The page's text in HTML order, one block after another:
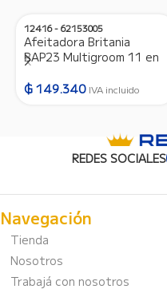
12416 - 62153005
Afeitadora Britania
BAP23 Multigroom 11 en
₲ 149.340 IVA incluido
REDES SOCIALES
Navegación
Tienda
Nosotros
Trabajá con nosotros